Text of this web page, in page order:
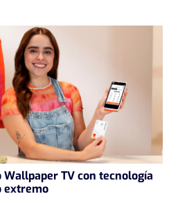
Wallpaper TV con tecnología
extremo